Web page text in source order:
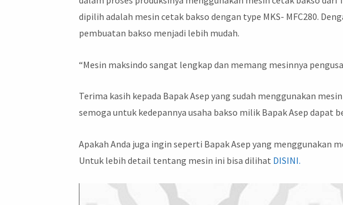
dipilih adalah mesin cetak bakso dengan type MKS- MFC280.
pembuatan bakso menjadi lebih mudah.
“Mesin maksindo sangat lengkap dan memang mesinnya
Terima kasih kepada Bapak Asep yang sudah menggunakan
semoga untuk kedepannya usaha bakso milik Bapak Asep dapat
Apakah Anda juga ingin seperti Bapak Asep yang menggunakan
Untuk lebih detail tentang mesin ini bisa dilihat DISINI.